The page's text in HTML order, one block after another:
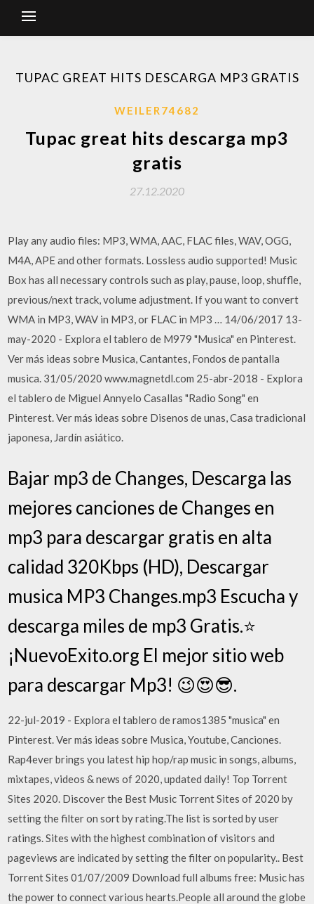
TUPAC GREAT HITS DESCARGA MP3 GRATIS
WEILER74682
Tupac great hits descarga mp3
gratis
27.12.2020
Play any audio files: MP3, WMA, AAC, FLAC files, WAV, OGG,
M4A, APE and other formats. Lossless audio supported! Music
Box has all necessary controls such as play, pause, loop, shuffle,
previous/next track, volume adjustment. If you want to convert
WMA in MP3, WAV in MP3, or FLAC in MP3 … 14/06/2017 13-
may-2020 - Explora el tablero de M979 "Musica" en Pinterest.
Ver más ideas sobre Musica, Cantantes, Fondos de pantalla
musica. 31/05/2020 www.magnetdl.com 25-abr-2018 - Explora
el tablero de Miguel Annyelo Casallas "Radio Song" en
Pinterest. Ver más ideas sobre Disenos de unas, Casa tradicional
japonesa, Jardín asiático.
Bajar mp3 de Changes, Descarga las
mejores canciones de Changes en
mp3 para descargar gratis en alta
calidad 320Kbps (HD), Descargar
musica MP3 Changes.mp3 Escucha y
descarga miles de mp3 Gratis.⭐
¡NuevoExito.org El mejor sitio web
para descargar Mp3! 😉😍😎.
22-jul-2019 - Explora el tablero de ramos1385 "musica" en
Pinterest. Ver más ideas sobre Musica, Youtube, Canciones.
Rap4ever brings you latest hip hop/rap music in songs, albums,
mixtapes, videos & news of 2020, updated daily! Top Torrent
Sites 2020. Discover the Best Music Torrent Sites of 2020 by
setting the filter on sort by rating.The list is sorted by user
ratings. Sites with the highest combination of visitors and
pageviews are indicated by setting the filter on popularity.. Best
Torrent Sites 01/07/2009 Download full albums free: Music has
the power to connect various hearts.People all around the globe